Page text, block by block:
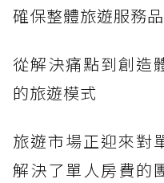
確保整體旅遊服務
從解決痛點到創造
的旅遊模式
旅遊市場正迎來對
解決了單人房費的